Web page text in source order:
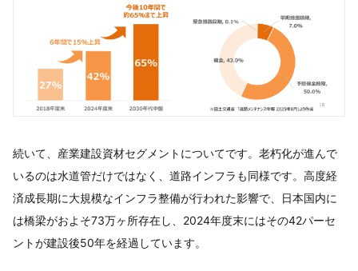
続いて、産業建設資材セグメントについてです。老朽化が進んで
いるのは水道管だけではなく、道路インフラも同様です。高度経
済成長期に大規模なインフラ整備が行われた影響で、日本国内に
は橋梁がおよそ73万ヶ所存在し、2024年度末にはその42パーセ
ントが建設後50年を経過しています。